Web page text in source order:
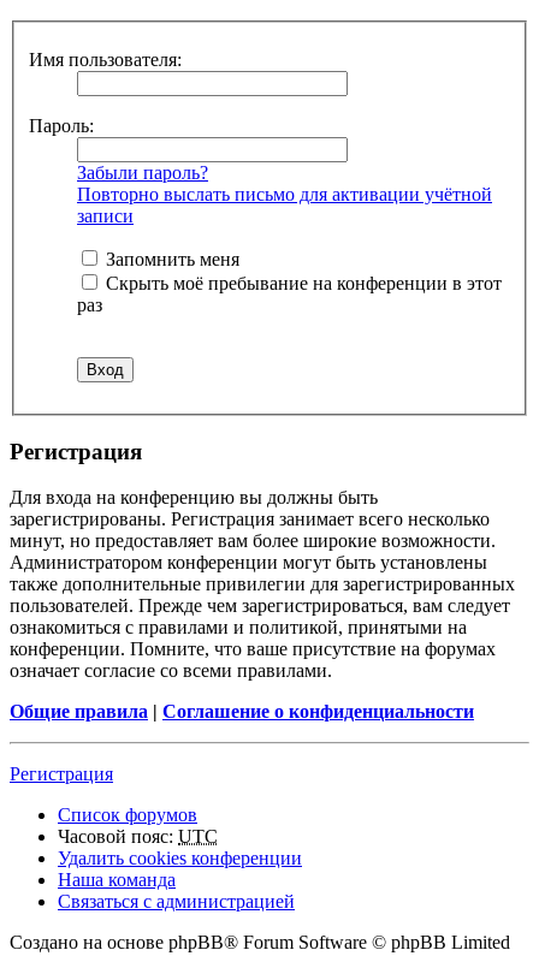
Имя пользователя:
Пароль:
Забыли пароль?
Повторно выслать письмо для активации учётной
записи
Запомнить меня
Скрыть моё пребывание на конференции в этот
раз
Регистрация
Для входа на конференцию вы должны быть
зарегистрированы. Регистрация занимает всего несколько
минут, но предоставляет вам более широкие возможности.
Администратором конференции могут быть установлены
также дополнительные привилегии для зарегистрированных
пользователей. Прежде чем зарегистрироваться, вам следует
ознакомиться с правилами и политикой, принятыми на
конференции. Помните, что ваше присутствие на форумах
означает согласие со всеми правилами.
Общие правила | Соглашение о конфиденциальности
Регистрация
Список форумов
Часовой пояс: UTC
Удалить cookies конференции
Наша команда
Связаться с администрацией
Создано на основе phpBB® Forum Software © phpBB Limited